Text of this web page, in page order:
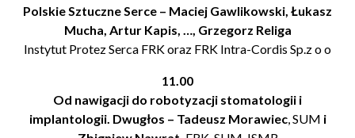
Polskie Sztuczne Serce – Maciej Gawlikowski, Łukasz
Mucha, Artur Kapis, …, Grzegorz Religa
Instytut Protez Serca FRK oraz FRK Intra-Cordis Sp.z o o
11.00
Od nawigacji do robotyzacji stomatologii i
implantologii. Dwugłos – Tadeusz Morawiec, SUM i